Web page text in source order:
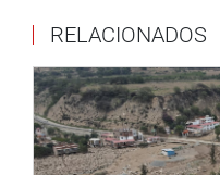
RELACIONADOS